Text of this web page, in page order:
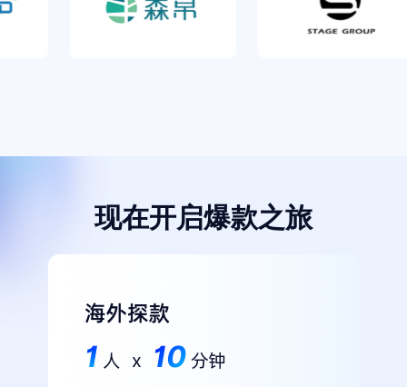
现在开启爆款之旅